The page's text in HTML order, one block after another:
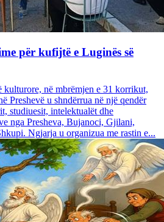
për kufijtë e Luginës së
kulturore, në mbrëmjen e 31 korrikut,
Preshevë u shndërrua në një qendër
studiuesit, intelektualët dhe
nga Presheva, Bujanoci, Gjilani,
Ngjarja u organizua me rastin e...